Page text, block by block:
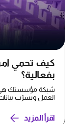
كيف تحمي
بفعالية؟
شبكة مؤسستك هي
العمل ويسرّب
اقرأ المزيد